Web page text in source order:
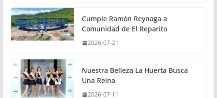
Cumple Ramón Reynaga a
Comunidad de El Reparito
2026-07-21
Nuestra Belleza La Huerta Busca
Una Reina
2026-07-11